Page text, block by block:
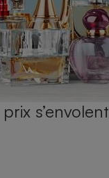
s’envolent